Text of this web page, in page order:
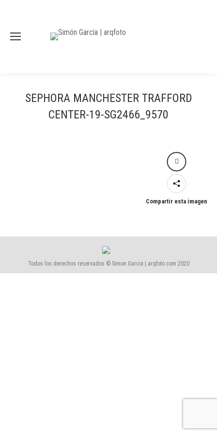
SEPHORA MANCHESTER TRAFFORD
CENTER-19-SG2466_9570
Compartir esta imagen
Todos los derechos reservados © Simon Garcia | arqfoto.com 2020